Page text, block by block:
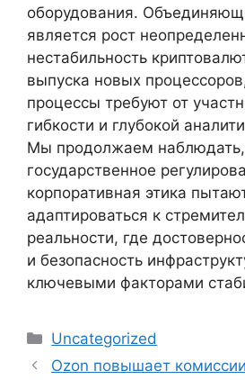
оборудования.
является рост
нестабильность
выпуска новых
процессы требуют от
гибкости и глубокой
Мы продолжаем наблюдать,
государственное
корпоративная этика
адаптироваться к
реальности, где
и безопасность
ключевыми факторами
Categories
Uncategorized
Ozon повышает комиссии